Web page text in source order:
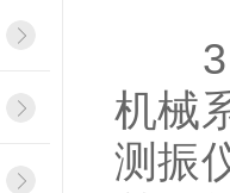
3、
机械
测振